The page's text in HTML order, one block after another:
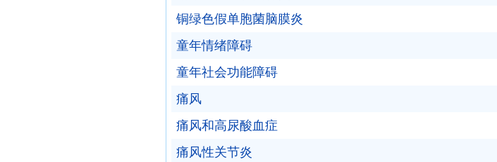
铜绿色假单胞菌脑膜炎
童年情绪障碍
童年社会功能障碍
痛风
痛风和高尿酸血症
痛风性关节炎